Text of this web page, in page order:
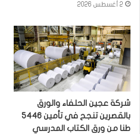
2 أغسطس 2026
شركة عجين الحلفاء والورق
بالقصرين تنجح في تأمين 5446
طنا من ورق الكتاب المدرسي